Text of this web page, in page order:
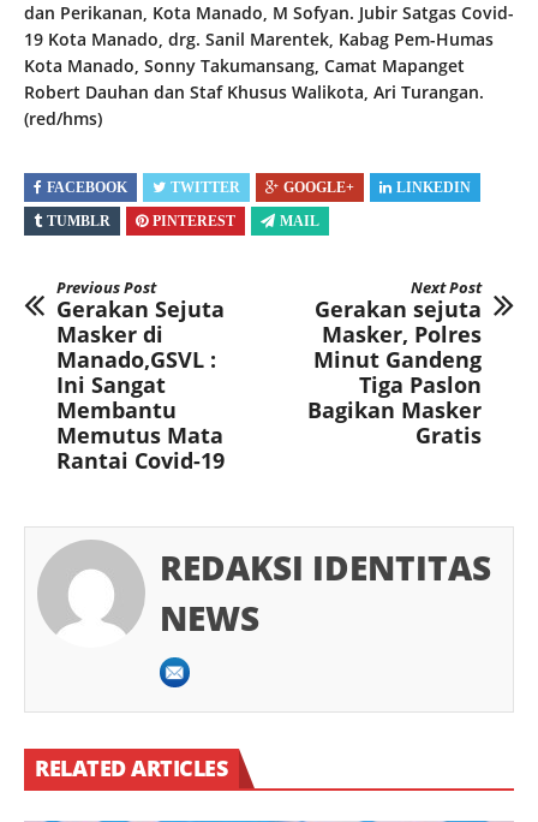
dan Perikanan, Kota Manado, M Sofyan. Jubir Satgas Covid-
19 Kota Manado, drg. Sanil Marentek, Kabag Pem-Humas
Kota Manado, Sonny Takumansang, Camat Mapanget
Robert Dauhan dan Staf Khusus Walikota, Ari Turangan.
(red/hms)
FACEBOOK TWITTER GOOGLE+
LINKEDIN
TUMBLR
PINTEREST MAIL
Previous Post
Gerakan Sejuta
Masker di
Manado,GSVL :
Ini Sangat
Membantu
Memutus Mata
Rantai Covid-19
Next Post
Gerakan sejuta
Masker, Polres
Minut Gandeng
Tiga Paslon
Bagikan Masker
Gratis
REDAKSI IDENTITAS
NEWS
RELATED ARTICLES